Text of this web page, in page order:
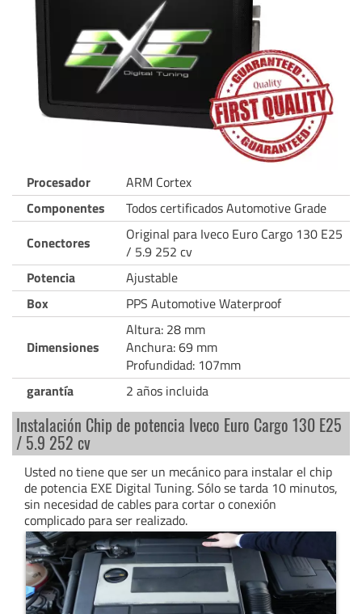
Procesador
ARM Cortex
Componentes
Todos certificados Automotive Grade
Conectores
Original para Iveco Euro Cargo 130 E25
/ 5.9 252 cv
Potencia
Ajustable
Box
PPS Automotive Waterproof
Dimensiones
Altura: 28 mm
Anchura: 69 mm
Profundidad: 107mm
garantía
2 años incluida
Instalación Chip de potencia Iveco Euro Cargo 130 E25
/ 5.9 252 cv
Usted no tiene que ser un mecánico para instalar el chip
de potencia EXE Digital Tuning. Sólo se tarda 10 minutos,
sin necesidad de cables para cortar o conexión
complicado para ser realizado.